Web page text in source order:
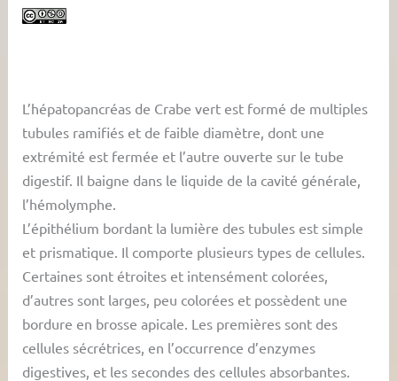
L’hépatopancréas de Crabe vert est formé de multiples
tubules ramifiés et de faible diamètre, dont une
extrémité est fermée et l’autre ouverte sur le tube
digestif. Il baigne dans le liquide de la cavité générale,
l’hémolymphe.
L’épithélium bordant la lumière des tubules est simple
et prismatique. Il comporte plusieurs types de cellules.
Certaines sont étroites et intensément colorées,
d’autres sont larges, peu colorées et possèdent une
bordure en brosse apicale. Les premières sont des
cellules sécrétrices, en l’occurrence d’enzymes
digestives, et les secondes des cellules absorbantes.